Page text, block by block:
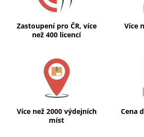
Zastoupení pro ČR, více
než 400 licencí
Více
Více než 2000 výdejních
míst
Cena